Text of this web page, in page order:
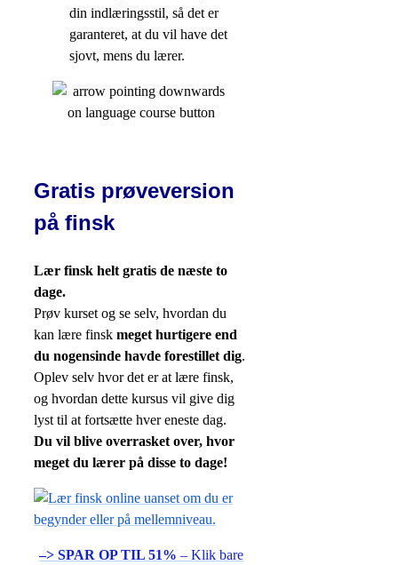
din indlæringsstil, så det er
garanteret, at du vil have det
sjovt, mens du lærer.
Gratis prøveversion
på finsk
Lær finsk helt gratis de næste to
dage.
Prøv kurset og se selv, hvordan du
kan lære finsk meget hurtigere end
du nogensinde havde forestillet dig.
Oplev selv hvor det er at lære finsk,
og hvordan dette kursus vil give dig
lyst til at fortsætte hver eneste dag.
Du vil blive overrasket over, hvor
meget du lærer på disse to dage!
–> SPAR OP TIL 51% – Klik bare